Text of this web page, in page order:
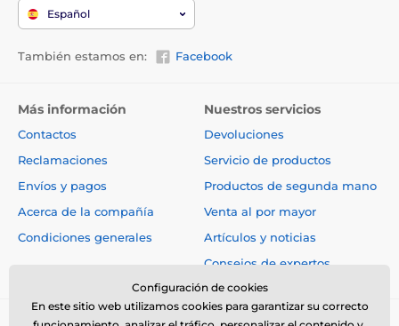
Español
También estamos en: Facebook
Más información
Contactos
Reclamaciones
Envíos y pagos
Acerca de la compañía
Condiciones generales
Nuestros servicios
Devoluciones
Servicio de productos
Productos de segunda mano
Venta al por mayor
Artículos y noticias
Consejos de expertos
Configuración de cookies
En este sitio web utilizamos cookies para garantizar su correcto